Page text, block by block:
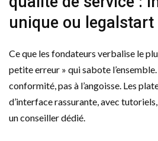
unique ou legalstart
Ce que les fondateurs verbalise le
petite erreur » qui sabote
conformité, pas à l’angoisse. Les
d’interface rassurante, avec
un conseiller dédié.